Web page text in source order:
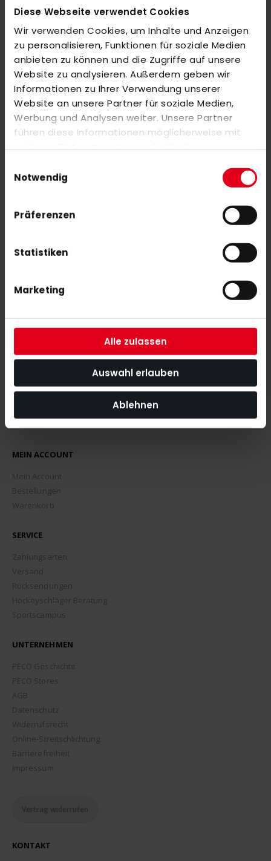
Diese Webseite verwendet Cookies
Wir verwenden Cookies, um Inhalte und Anzeigen
zu personalisieren, Funktionen für soziale Medien
anbieten zu können und die Zugriffe auf unsere
Website zu analysieren. Außerdem geben wir
Informationen zu Ihrer Verwendung unserer
Website an unsere Partner für soziale Medien,
Werbung und Analysen weiter. Unsere Partner
führen diese Informationen möglicherweise mit
weiteren Daten zusammen, die Sie ihnen
Nutzung der Dienste gesammelt haben.
Notwendig
Präferenzen
Statistiken
Marketing
Alle zulassen
Auswahl erlauben
Ablehnen
BEWERTUNGEN
ÄHNLICHE PRODUKTE
Markieren Sie die Artikel, um Sie dem Warenkorb hinzuzufügen
oderAlle auswählen
adidas DHB HOME SHORTS MEN
37,50 €
50,00 €
NEWSLETTER ANMELDUNG
was News, Tipps und Rabattaktionen rund um unseren Shop
ABONNIEREN
MEIN ACCOUNT
Mein Account
Bestellungen
Warenkorb
SERVICE
Zahlungsarten
Versand
Rücksendungen
Hockeyschläger Beratung
Sportscampus
UNTERNEHMEN
PECO Geschichte
PECO Stores
AGB
Datenschutz
Widerrufsrecht
Online-Streitschlichtung
Barrierefreiheit
Impressum
Vertrag widerrufen
KONTAKT